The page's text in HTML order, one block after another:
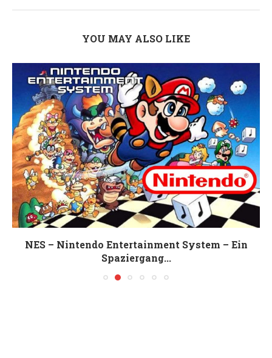
YOU MAY ALSO LIKE
NES – Nintendo Entertainment System – Ein
Spaziergang...